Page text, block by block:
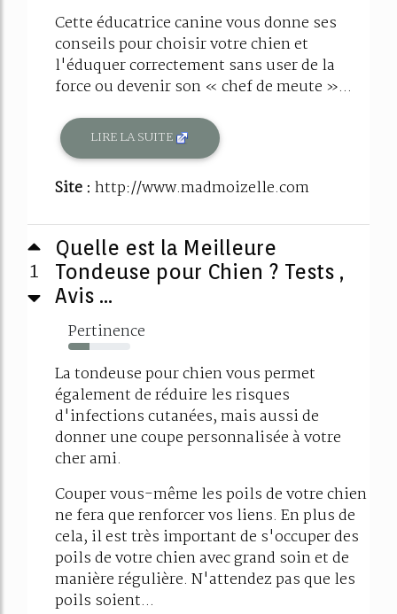
Cette éducatrice canine vous donne ses
conseils pour choisir votre chien et
l'éduquer correctement sans user de la
force ou devenir son « chef de meute »...
LIRE LA SUITE
Site : http://www.madmoizelle.com
1
Quelle est la Meilleure
Tondeuse pour Chien ? Tests ,
Avis ...
Pertinence
34%
La tondeuse pour chien vous permet
également de réduire les risques
d'infections cutanées, mais aussi de
donner une coupe personnalisée à votre
cher ami.
Couper vous-même les poils de votre chien
ne fera que renforcer vos liens. En plus de
cela, il est très important de s'occuper des
poils de votre chien avec grand soin et de
manière régulière. N'attendez pas que les
poils soient...